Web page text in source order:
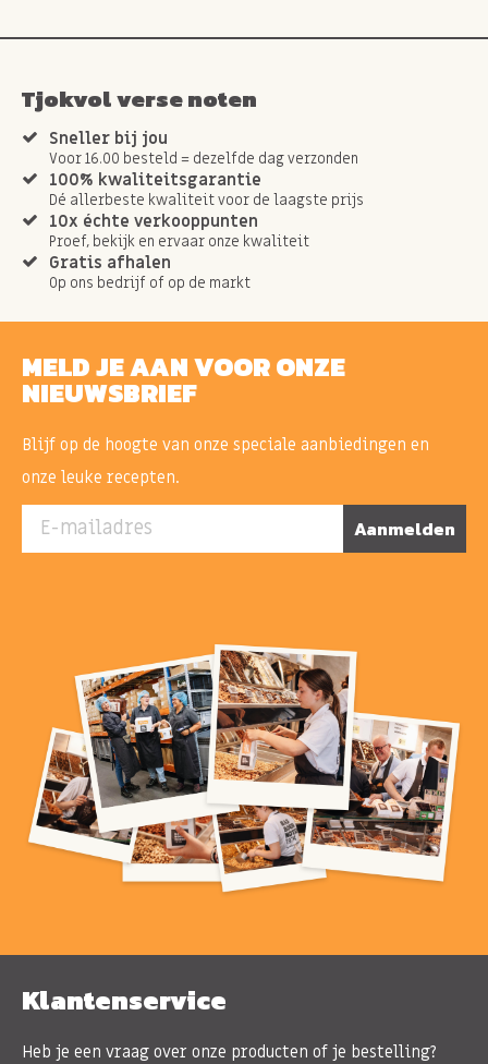
Tjokvol verse noten
Sneller bij jou
Voor 16.00 besteld = dezelfde dag verzonden
100% kwaliteitsgarantie
Dé allerbeste kwaliteit voor de laagste prijs
10x échte verkooppunten
Proef, bekijk en ervaar onze kwaliteit
Gratis afhalen
Op ons bedrijf of op de markt
MELD JE AAN VOOR ONZE
NIEUWSBRIEF
Blijf op de hoogte van onze speciale aanbiedingen en
onze leuke recepten.
E-mailadres Aanmelden
Klantenservice
Heb je een vraag over onze producten of je bestelling?